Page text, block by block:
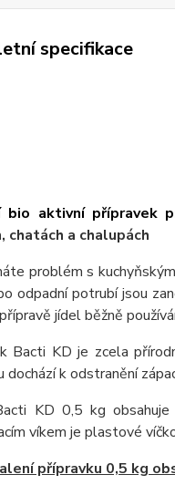
specifikace
bio aktivní přípravek
chatách a chalupách
problém s
odpadní potrubí jsou
jídel běžně
Bacti KD je zcela
dochází k odstranění
KD 0,5 kg
víkem je plastové
přípravku 0,5 kg